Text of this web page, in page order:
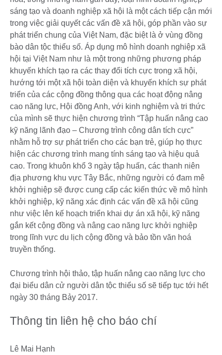
sáng tạo và doanh nghiệp xã hội là một cách tiếp cận mới
trong việc giải quyết các vấn đề xã hội, góp phần vào sự
phát triển chung của Việt Nam, đặc biệt là ở vùng đồng
bào dân tộc thiểu số. Áp dụng mô hình doanh nghiệp xã
hội tại Việt Nam như là một trong những phương pháp
khuyến khích tạo ra các thay đổi tích cực trong xã hội,
hướng tới một xã hội toàn diện và khuyến khích sự phát
triển của các cộng đồng thông qua các hoạt động nâng
cao năng lực, Hội đồng Anh, với kinh nghiệm và tri thức
của mình sẽ thực hiện chương trình “Tập huấn nâng cao
kỹ năng lãnh đạo – Chương trình công dân tích cực”
nhằm hỗ trợ sự phát triển cho các bạn trẻ, giúp họ thực
hiện các chương trình mang tính sáng tạo và hiệu quả
cao. Trong khuôn khổ 3 ngày tập huấn, các thanh niên
địa phương khu vực Tây Bắc, những người có đam mê
khởi nghiệp sẽ được cung cấp các kiến thức về mô hình
khởi nghiệp, kỹ năng xác định các vấn đề xã hội cũng
như việc lên kế hoạch triển khai dự án xã hội, kỹ năng
gắn kết cộng đồng và nâng cao năng lực khởi nghiệp
trong lĩnh vực du lịch cộng đồng và bảo tồn văn hoá
truyền thống.
Chương trình hội thảo, tập huấn nâng cao năng lực cho
đại biểu dân cử người dân tộc thiểu số sẽ tiếp tục tới hết
ngày 30 tháng Bảy 2017.
Thông tin liên hệ cho báo chí
Lê Mai Hạnh